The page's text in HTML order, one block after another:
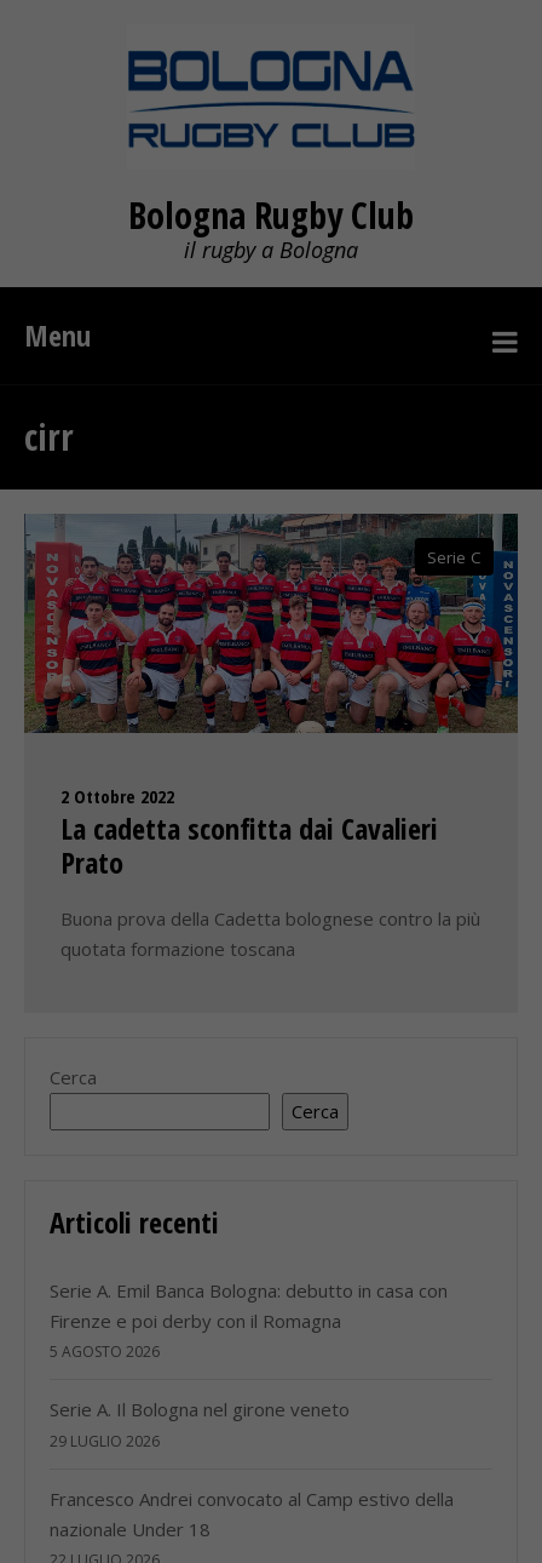
Bologna Rugby Club
il rugby a Bologna
Menu
cirr
Serie C
2 Ottobre 2022
La cadetta sconfitta dai Cavalieri
Prato
Buona prova della Cadetta bolognese contro la più
quotata formazione toscana
Cerca
Cerca
Articoli recenti
Serie A. Emil Banca Bologna: debutto in casa con
Firenze e poi derby con il Romagna
5 AGOSTO 2026
Serie A. Il Bologna nel girone veneto
29 LUGLIO 2026
Francesco Andrei convocato al Camp estivo della
nazionale Under 18